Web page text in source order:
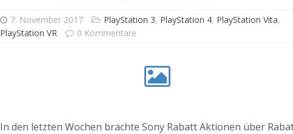
7. November 2017 PlayStation 3, PlayStation 4, PlayStation Vita,
PlayStation VR
0 Kommentare
In den letzten Wochen brachte Sony Rabatt Aktionen über